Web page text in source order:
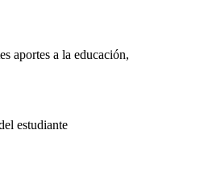
aportes a la educación,
estudiante